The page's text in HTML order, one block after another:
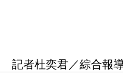
記者杜奕君／綜合報